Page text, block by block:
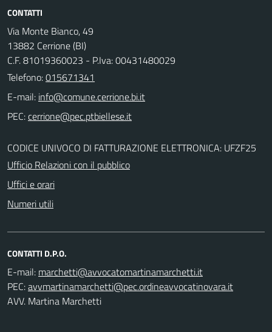
CONTATTI
Via Monte Bianco, 49
13882 Cerrione (BI)
C.F. 81019360023 - P.Iva: 00431480029
Telefono:015671341
E-mail:
PEC:
CODICE UNIVOCO DI FATTURAZIONE ELETTRONICA: UFZF25
Ufficio Relazioni con il pubblico
Uffici e orari
Numeri utili
CONTATTI D.P.O.
E-mail:
PEC:
AVV. Martina Marchetti